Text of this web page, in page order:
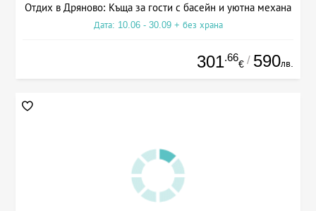
Отдих в Дряново: Къща за гости с басейн и уютна механа
Дата: 10.06 - 30.09 + без храна
301.66
€ / 590лв.